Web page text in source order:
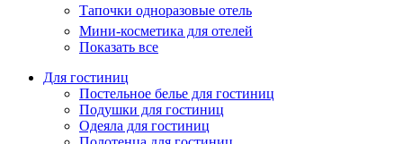
Тапочки одноразовые отель
Мини-косметика для отелей
Показать все
Для гостиниц
Постельное белье для гостиниц
Подушки для гостиниц
Одеяла для гостиниц